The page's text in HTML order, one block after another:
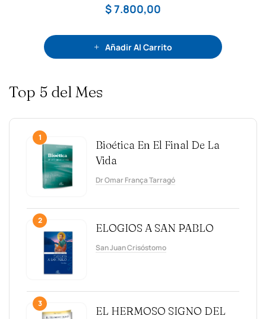
$7.800,00
Añadir Al Carrito
Top 5 del Mes
1
Bioética En El Final De La
Vida
Dr Omar França Tarragó
2
ELOGIOS A SAN PABLO
San Juan Crisóstomo
3
EL HERMOSO SIGNO DEL